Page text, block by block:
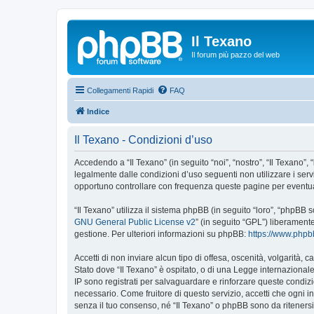
Il Texano
Il forum più pazzo del web
Collegamenti Rapidi FAQ
Indice
Il Texano - Condizioni d’uso
Accedendo a “Il Texano” (in seguito “noi”, “nostro”, “Il
legalmente dalle condizioni d’uso seguenti non utilizzare i
opportuno controllare con frequenza queste pagine per
“Il Texano” utilizza il sistema phpBB (in seguito “loro”,
GNU General Public License v2” (in seguito “GPL”)
gestione. Per ulteriori informazioni su phpBB: https://
Accetti di non inviare alcun tipo di offesa, oscenità, volgarità,
Stato dove “Il Texano” è ospitato, o di una Legge
IP sono registrati per salvaguardare e rinforzare queste
necessario. Come fruitore di questo servizio, accetti che ogni
senza il tuo consenso, né “Il Texano” o phpBB sono da